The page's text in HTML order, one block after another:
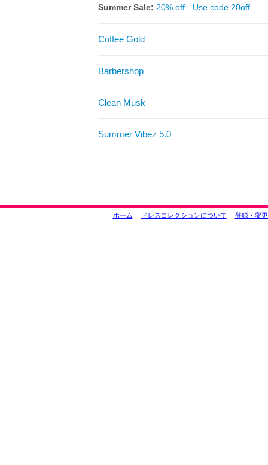
ホーム ｜ ドレスコレクションについて ｜ 登録・変